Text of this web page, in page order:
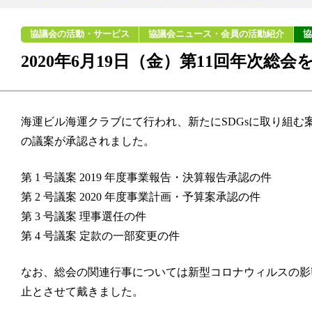
協議会の活動・サービス 協議会ニュース・会員の活動紹介
2020年6月19日（金）第11回年次総会
海運ビル海運クラブにて行われ、新たにSDGsに取り組む
の議案が承認されました。
第 1 号議案 2019 年度事業報告・決算報告承認の件
第 2 号議案 2020 年度事業計画・予算案承認の件
第 3 号議案 理事選任の件
第 4 号議案 定款の一部変更の件
なお、総会の関連行事については新型コロナウィルスの
止とさせて戴きました。